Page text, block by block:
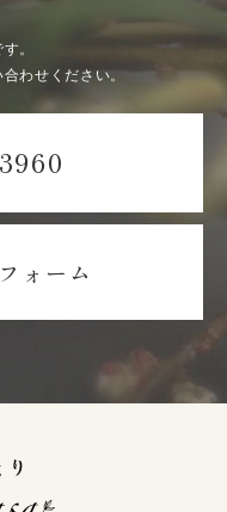
。
わせください。
ォーム